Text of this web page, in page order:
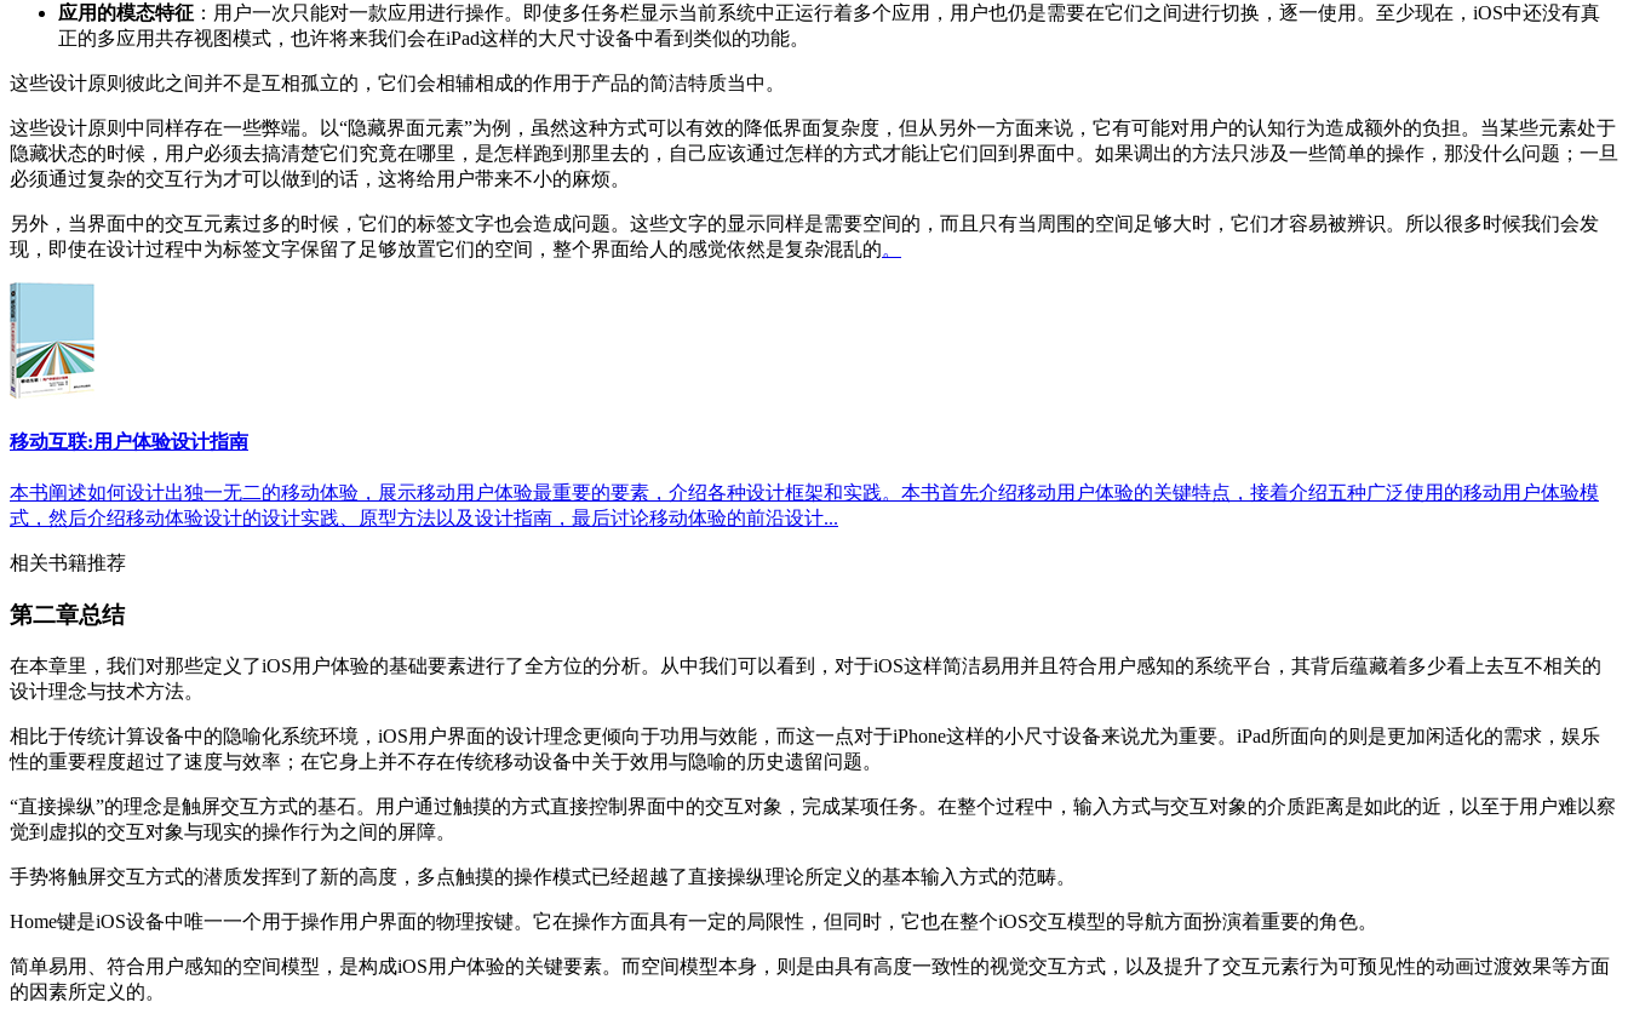
应用的模态特征 ：用户一次只能对一款应用进行操作。即使多任务栏显示当前系统中正运行着多个应用，用户也仍是需要在它们之间进行切换，逐一使用。至少现在，iOS中还没有真
正的多应用共存视图模式，也许将来我们会在iPad这样的大尺寸设备中看到类似的功能。
这些设计原则彼此之间并不是互相孤立的，它们会相辅相成的作用于产品的简洁特质当中。
这些设计原则中同样存在一些弊端。以“隐藏界面元素”为例，虽然这种方式可以有效的降低界面复杂度，但从另外一方面来说，它有可能对用户的认知行为造成额外的负担。当某些元素处于
隐藏状态的时候，用户必须去搞清楚它们究竟在哪里，是怎样跑到那里去的，自己应该通过怎样的方式才能让它们回到界面中。如果调出的方法只涉及一些简单的操作，那没什么问题；一旦
必须通过复杂的交互行为才可以做到的话，这将给用户带来不小的麻烦。
另外，当界面中的交互元素过多的时候，它们的标签文字也会造成问题。这些文字的显示同样是需要空间的，而且只有当周围的空间足够大时，它们才容易被辨识。所以很多时候我们会发
现，即使在设计过程中为标签文字保留了足够放置它们的空间，整个界面给人的感觉依然是复杂混乱的。
移动互联:用户体验设计指南
本书阐述如何设计出独一无二的移动体验，展示移动用户体验最重要的要素，介绍各种设计框架和实践。本书首先介绍移动用户体验的关键特点，接着介绍五种广泛使用的移动用户体验模
式，然后介绍移动体验设计的设计实践、原型方法以及设计指南，最后讨论移动体验的前沿设计...
相关书籍推荐
第二章总结
在本章里，我们对那些定义了iOS用户体验的基础要素进行了全方位的分析。从中我们可以看到，对于iOS这样简洁易用并且符合用户感知的系统平台，其背后蕴藏着多少看上去互不相关的
设计理念与技术方法。
相比于传统计算设备中的隐喻化系统环境，iOS用户界面的设计理念更倾向于功用与效能，而这一点对于iPhone这样的小尺寸设备来说尤为重要。iPad所面向的则是更加闲适化的需求，娱乐
性的重要程度超过了速度与效率；在它身上并不存在传统移动设备中关于效用与隐喻的历史遗留问题。
“直接操纵”的理念是触屏交互方式的基石。用户通过触摸的方式直接控制界面中的交互对象，完成某项任务。在整个过程中，输入方式与交互对象的介质距离是如此的近，以至于用户难以察
觉到虚拟的交互对象与现实的操作行为之间的屏障。
手势将触屏交互方式的潜质发挥到了新的高度，多点触摸的操作模式已经超越了直接操纵理论所定义的基本输入方式的范畴。
Home键是iOS设备中唯一一个用于操作用户界面的物理按键。它在操作方面具有一定的局限性，但同时，它也在整个iOS交互模型的导航方面扮演着重要的角色。
简单易用、符合用户感知的空间模型，是构成iOS用户体验的关键要素。而空间模型本身，则是由具有高度一致性的视觉交互方式，以及提升了交互元素行为可预见性的动画过渡效果等方面
的因素所定义的。